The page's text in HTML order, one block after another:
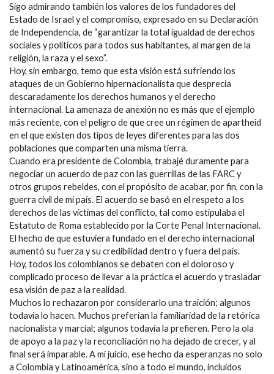
Sigo admirando también los valores de los fundadores del
Estado de Israel y el compromiso, expresado en su Declaración
de Independencia, de “garantizar la total igualdad de derechos
sociales y políticos para todos sus habitantes, al margen de la
religión, la raza y el sexo”.
Hoy, sin embargo, temo que esta visión está sufriendo los
ataques de un Gobierno hipernacionalista que desprecia
descaradamente los derechos humanos y el derecho
internacional. La amenaza de anexión no es más que el ejemplo
más reciente, con el peligro de que cree un régimen de apartheid
en el que existen dos tipos de leyes diferentes para las dos
poblaciones que comparten una misma tierra.
Cuando era presidente de Colombia, trabajé duramente para
negociar un acuerdo de paz con las guerrillas de las FARC y
otros grupos rebeldes, con el propósito de acabar, por fin, con la
guerra civil de mi país. El acuerdo se basó en el respeto a los
derechos de las víctimas del conflicto, tal como estipulaba el
Estatuto de Roma establecido por la Corte Penal Internacional.
El hecho de que estuviera fundado en el derecho internacional
aumentó su fuerza y su credibilidad dentro y fuera del país.
Hoy, todos los colombianos se debaten con el doloroso y
complicado proceso de llevar a la práctica el acuerdo y trasladar
esa visión de paz a la realidad.
Muchos lo rechazaron por considerarlo una traición; algunos
todavía lo hacen. Muchos preferían la familiaridad de la retórica
nacionalista y marcial; algunos todavía la prefieren. Pero la ola
de apoyo a la paz y la reconciliación no ha dejado de crecer, y al
final será imparable. A mi juicio, ese hecho da esperanzas no solo
a Colombia y Latinoamérica, sino a todo el mundo, incluidos